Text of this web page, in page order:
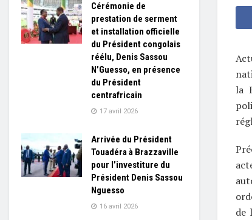
la
de
Cérémonie de
prestation de serment
et installation officielle
du Président congolais
réélu, Denis Sassou
N’Guesso, en présence
du Président
centrafricain
17 avril 2026
Arrivée du Président
Touadéra à Brazzaville
pour l’investiture du
Président Denis Sassou
Nguesso
16 avril 2026